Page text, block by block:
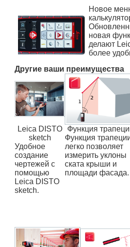
Новое
новая
делают
более
Другие ваши преимущества
Leica DISTO
sketch
Удобное
создание
чертежей с
помощью
Leica DISTO
sketch.
Функция
Функция
легко позволяет
измерить уклоны
ската крыши и
площади фасада.